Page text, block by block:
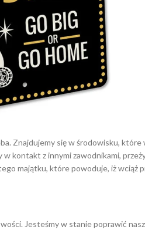
Znajdujemy się w środowisku, które
z innymi zawodnikami,
majątku, które powoduje, iż wciąż
Jesteśmy w stanie poprawić